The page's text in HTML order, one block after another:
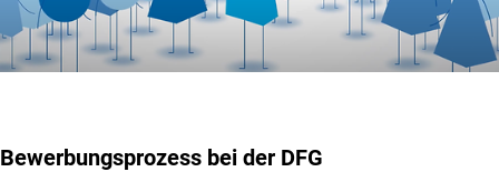
Bewerbungsprozess bei der DFG